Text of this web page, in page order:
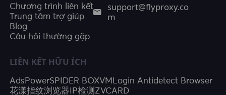
Chương trình liên kết
Trung tâm trợ giúp
Blog
Câu hỏi thường gặp
support@flyproxy.co
m
LIÊN KẾT HỮU ÍCH
AdsPowerSPIDER BOXVMLogin Antidetect Browser
花漾指纹浏览器 IP检测 ZVCARD